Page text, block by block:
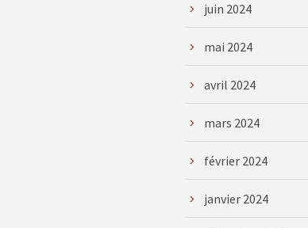
juin 2024
mai 2024
avril 2024
mars 2024
février 2024
janvier 2024